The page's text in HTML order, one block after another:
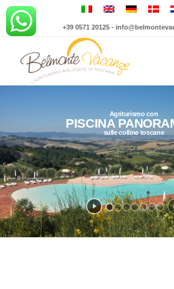
+39 0571 20125 -
Agriturismo con
PISCINA
sulle colline toscane